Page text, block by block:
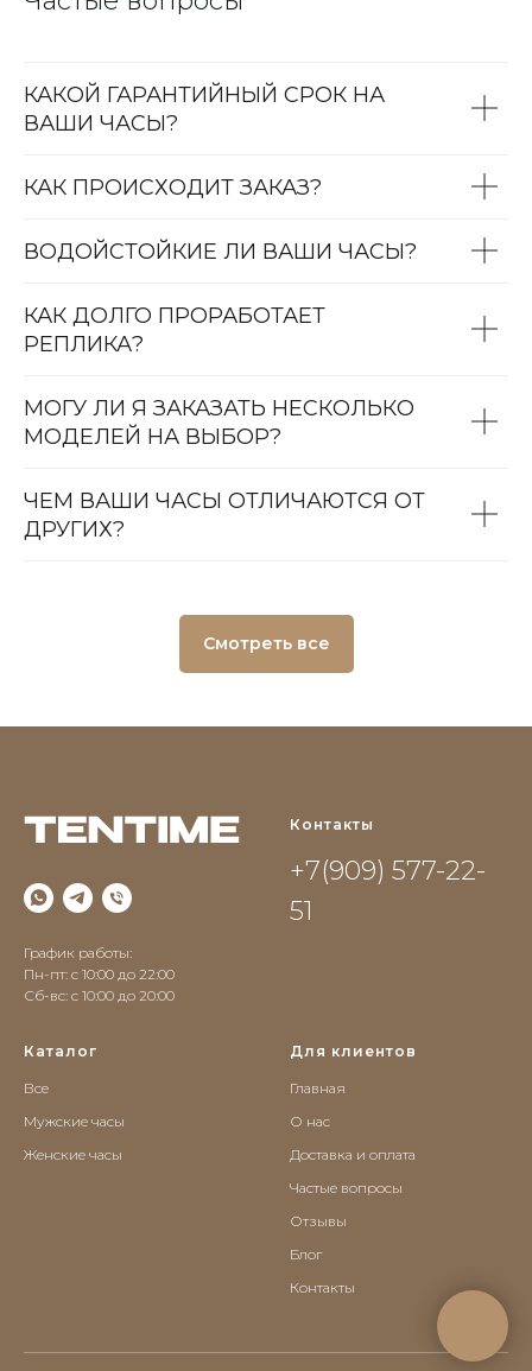
КАКОЙ ГАРАНТИЙНЫЙ СРОК НА
ВАШИ ЧАСЫ?
КАК ПРОИСХОДИТ ЗАКАЗ?
ВОДОЙСТОЙКИЕ ЛИ ВАШИ ЧАСЫ?
КАК ДОЛГО ПРОРАБОТАЕТ
РЕПЛИКА?
МОГУ ЛИ Я ЗАКАЗАТЬ НЕСКОЛЬКО
МОДЕЛЕЙ НА ВЫБОР?
ЧЕМ ВАШИ ЧАСЫ ОТЛИЧАЮТСЯ ОТ
ДРУГИХ?
Смотреть все
График работы:
Пн-пт: с 10:00 до 22:00
Сб-вс: c 10:00 до 20:00
Контакты
+7(909) 577-22-
51
Каталог
Все
Мужские часы
Женские часы
Для клиентов
Главная
О нас
Доставка и оплата
Частые вопросы
Отзывы
Блог
Контакты